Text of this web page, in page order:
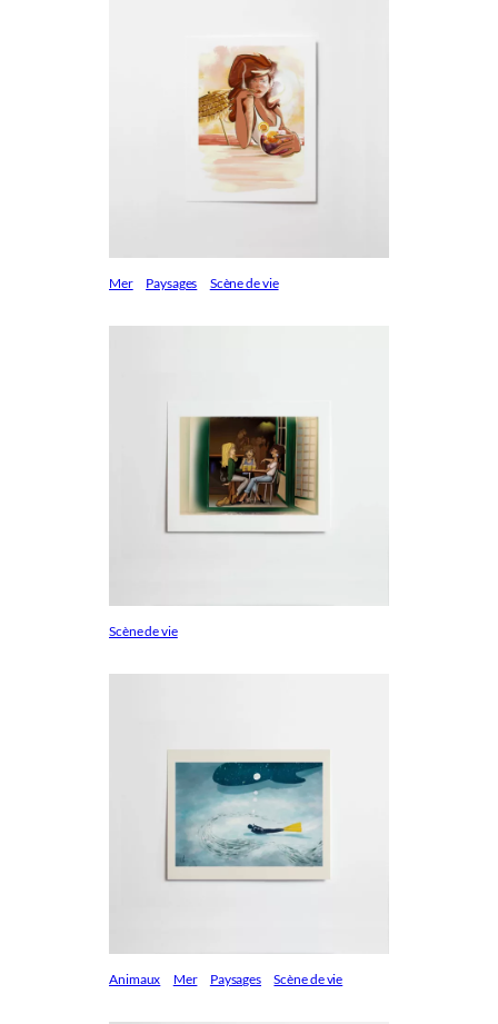
Mer Paysages Scène de vie
Scène de vie
Animaux Mer Paysages Scène de vie